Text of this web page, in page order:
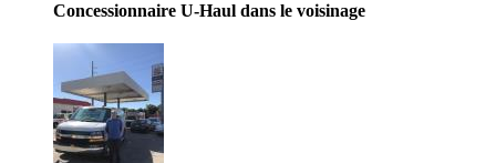
Concessionnaire U-Haul dans le voisinage